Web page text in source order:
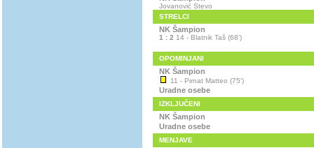
Jovanović Stevo
STRELCI
NK Šampion
1 : 2 14 - Blatnik Taš (68')
OPOMINJANI
NK Šampion
11 - Pirnat Matteo (75')
Uradne osebe
IZKLJUČENI
NK Šampion
Uradne osebe
MENJAVE